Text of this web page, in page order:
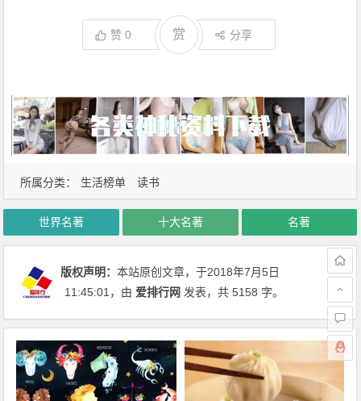
所属分类： 生活榜单 读书
赞0 赏 分享
世界名著 十大名著 名著
版权声明：本站原创文章，于2018年7月5日
11:45:01，由 爱排行网 发表，共 5158 字。